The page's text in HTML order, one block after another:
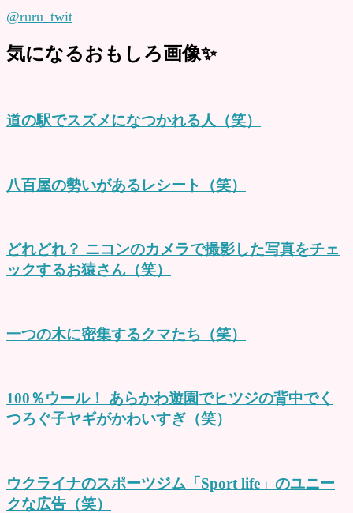
@ruru_twit
気になるおもしろ画像✨
道の駅でスズメになつかれる人（笑）
八百屋の勢いがあるレシート（笑）
どれどれ？ ニコンのカメラで撮影した写真をチェ
ックするお猿さん（笑）
一つの木に密集するクマたち（笑）
100％ウール！ あらかわ遊園でヒツジの背中でく
つろぐ子ヤギがかわいすぎ（笑）
ウクライナのスポーツジム「Sport life」のユニー
クな広告（笑）